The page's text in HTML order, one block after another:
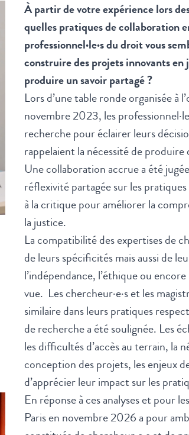
À partir de votre expérience lors
quelles pratiques de collaboration
professionnel·le·s du droit vous
construire des projets innovants
produire un savoir partagé ?
Lors d’une table ronde organisée à
novembre 2023, les
recherche pour éclairer leurs
rappelaient la nécessité de produire
Une collaboration accrue a été
réflexivité partagée sur les
à la critique pour améliorer la
la justice.
La compatibilité des expertises de
de leurs spécificités mais aussi de
l’indépendance, l’éthique ou
vue. Les chercheur·e·s et les
similaire dans leurs pratiques
de recherche a été soulignée. Les
les difficultés d’accès au terrain, la
conception des projets, les enjeux
d’apprécier leur impact sur les
En réponse à ces analyses et pour
Paris en novembre 2026 a pour